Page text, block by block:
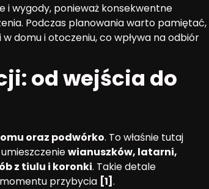
wygody, ponieważ konsekwentne
Podczas planowania warto pamiętać,
domu i otoczeniu, co wpływa na odbiór
od wejścia do
oraz podwórko. To właśnie tutaj
wianuszków, latarni,
z tiulu i koronki. Takie detale
przybycia [1] .